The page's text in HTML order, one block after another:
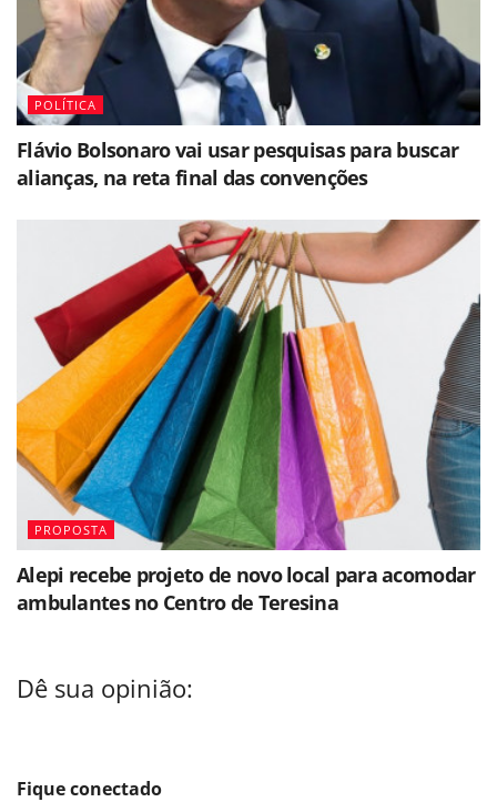
POLÍTICA
Flávio Bolsonaro vai usar pesquisas para buscar
alianças, na reta final das convenções
PROPOSTA
Alepi recebe projeto de novo local para acomodar
ambulantes no Centro de Teresina
Dê sua opinião:
Fique conectado